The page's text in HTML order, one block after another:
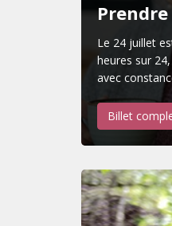
Le 24 juillet
heures sur
avec
Billet